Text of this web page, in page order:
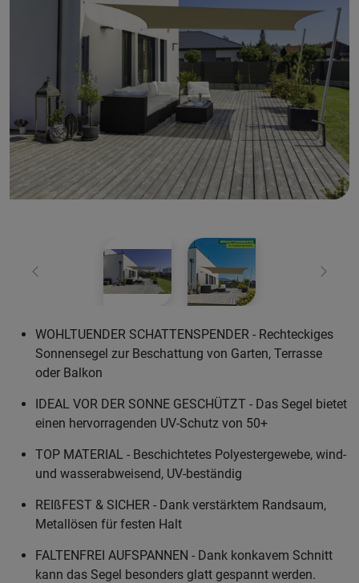
Zurück Weiter
WOHLTUENDER SCHATTENSPENDER - Rechteckiges
Sonnensegel zur Beschattung von Garten, Terrasse
oder Balkon
IDEAL VOR DER SONNE GESCHÜTZT - Das Segel bietet
einen hervorragenden UV-Schutz von 50+
TOP MATERIAL - Beschichtetes Polyestergewebe, wind-
und wasserabweisend, UV-beständig
REIßFEST & SICHER - Dank verstärktem Randsaum,
Metallösen für festen Halt
FALTENFREI AUFSPANNEN - Dank konkavem Schnitt
kann das Segel besonders glatt gespannt werden.